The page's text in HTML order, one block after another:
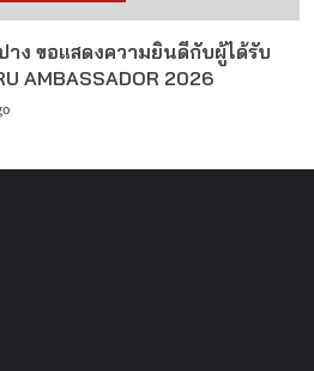
าง ขอแสดงความยินดีกับผู้ได้รับ
AMBASSADOR 2026